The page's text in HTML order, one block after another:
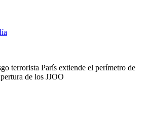
terrorista París extiende el perímetro de
de los JJOO